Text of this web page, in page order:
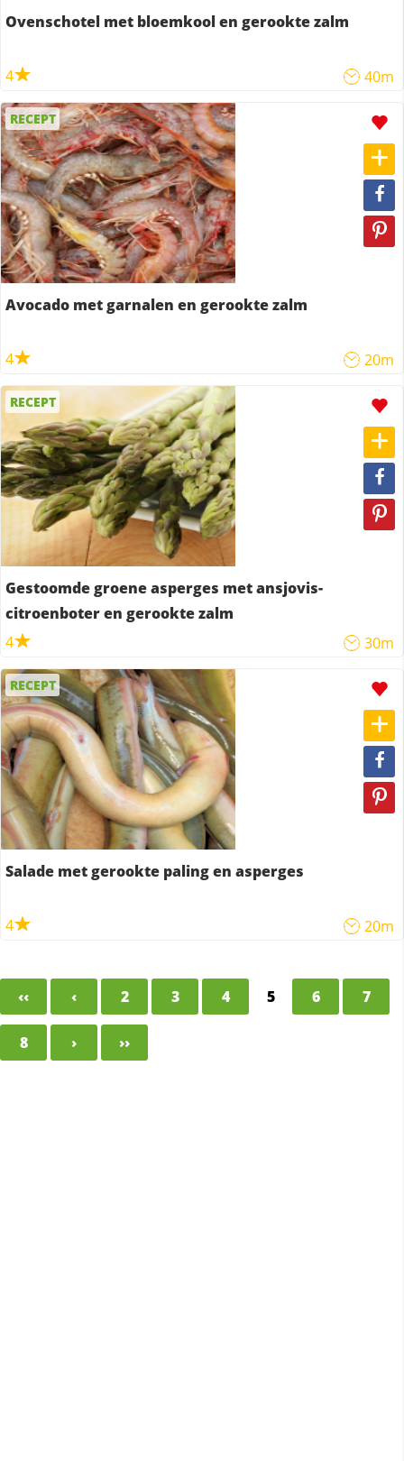
Ovenschotel met bloemkool en gerookte zalm
4 40m
RECEPT
Avocado met garnalen en gerookte zalm
4 20m
RECEPT
Gestoomde groene asperges met ansjovis-
citroenboter en gerookte zalm
4
30m
RECEPT
Salade met gerookte paling en asperges
4 20m
‹‹ ‹ 2 3 4 5 6 7
8 › ››